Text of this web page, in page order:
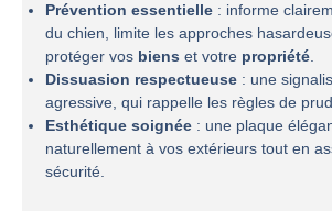
Prévention essentielle : informe
du chien, limite les approches
protéger vos biens et votre propriété.
Dissuasion respectueuse : une
agressive, qui rappelle les règles de
Esthétique soignée : une plaque
naturellement à vos extérieurs tout en
sécurité.